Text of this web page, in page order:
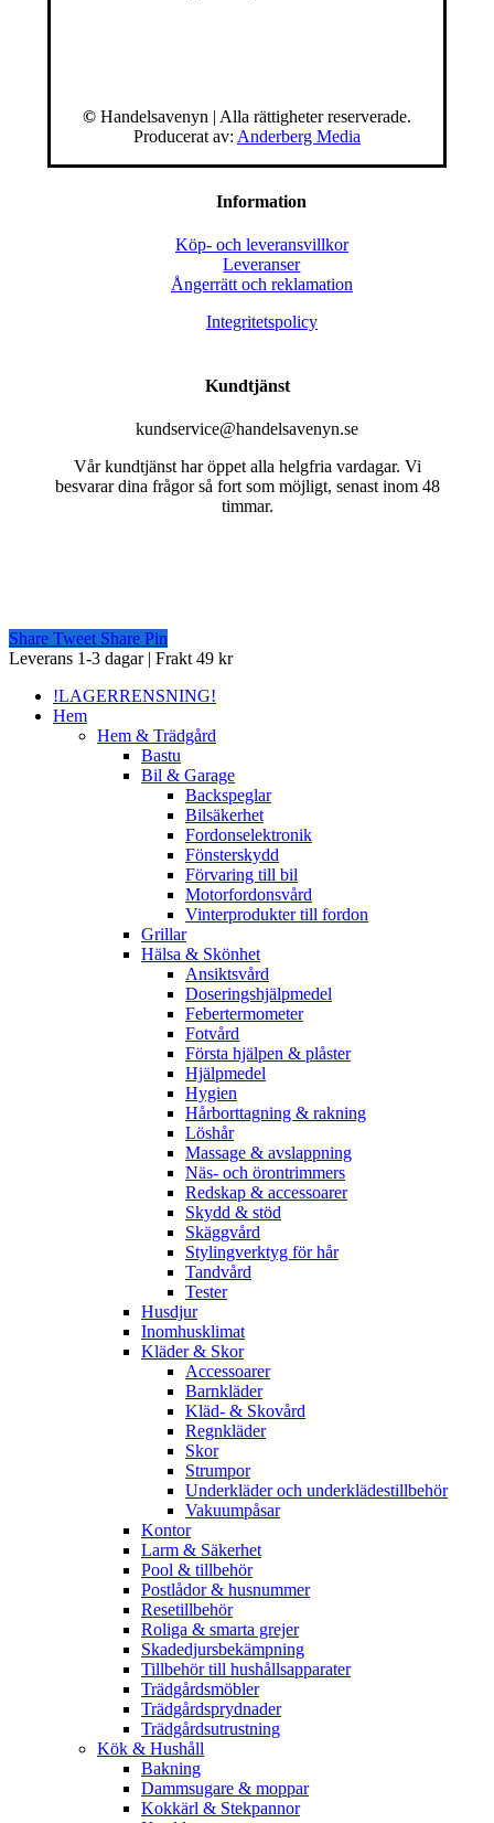
© Handelsavenyn | Alla rättigheter reserverade.
Producerat av: Anderberg Media
Information
Köp- och leveransvillkor
Leveranser
Ångerrätt och reklamation
Integritetspolicy
Kundtjänst
kundservice@handelsavenyn.se
Vår kundtjänst har öppet alla helgfria vardagar. Vi
besvarar dina frågor så fort som möjligt, senast inom 48
timmar.
Share Tweet Share Pin
Close
Leverans 1-3 dagar | Frakt 49 kr
!LAGERRENSNING!
Hem
Hem & Trädgård
Bastu
Bil & Garage
Backspeglar
Bilsäkerhet
Fordonselektronik
Fönsterskydd
Förvaring till bil
Motorfordonsvård
Vinterprodukter till fordon
Grillar
Hälsa & Skönhet
Ansiktsvård
Doseringshjälpmedel
Febertermometer
Fotvård
Första hjälpen & plåster
Hjälpmedel
Hygien
Hårborttagning & rakning
Löshår
Massage & avslappning
Näs- och örontrimmers
Redskap & accessoarer
Skydd & stöd
Skäggvård
Stylingverktyg för hår
Tandvård
Tester
Husdjur
Inomhusklimat
Kläder & Skor
Accessoarer
Barnkläder
Kläd- & Skovård
Regnkläder
Skor
Strumpor
Underkläder och underklädestillbehör
Vakuumpåsar
Kontor
Larm & Säkerhet
Pool & tillbehör
Postlådor & husnummer
Resetillbehör
Roliga & smarta grejer
Skadedjursbekämpning
Tillbehör till hushållsapparater
Trädgårdsmöbler
Trädgårdsprydnader
Trädgårdsutrustning
Kök & Hushåll
Bakning
Dammsugare & moppar
Kokkärl & Stekpannor